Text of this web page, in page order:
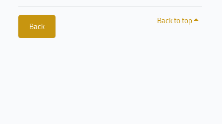
Back Back to top